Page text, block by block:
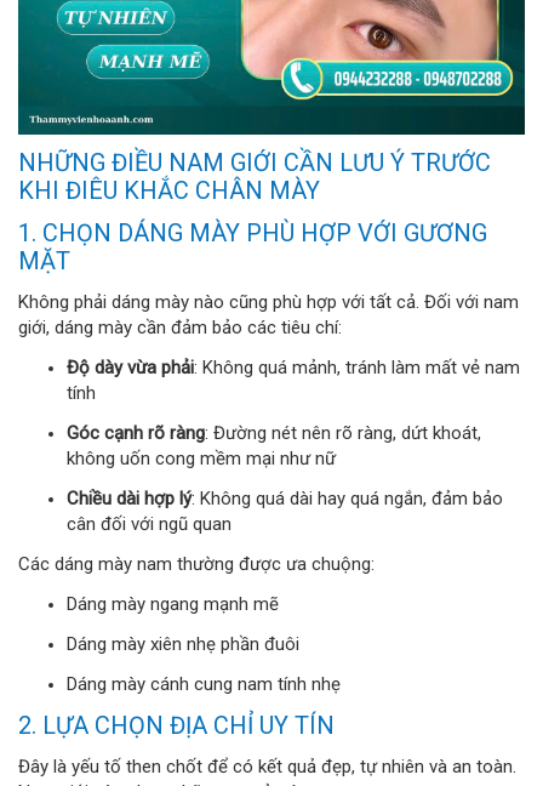
NHỮNG ĐIỀU NAM GIỚI CẦN LƯU Ý TRƯỚC
KHI ĐIÊU KHẮC CHÂN MÀY
1. CHỌN DÁNG MÀY PHÙ HỢP VỚI GƯƠNG
MẶT
Không phải dáng mày nào cũng phù hợp với tất cả. Đối với nam
giới, dáng mày cần đảm bảo các tiêu chí:
Độ dày vừa phải: Không quá mảnh, tránh làm mất vẻ nam
tính
Góc cạnh rõ ràng: Đường nét nên rõ ràng, dứt khoát,
không uốn cong mềm mại như nữ
Chiều dài hợp lý: Không quá dài hay quá ngắn, đảm bảo
cân đối với ngũ quan
Các dáng mày nam thường được ưa chuộng:
Dáng mày ngang mạnh mẽ
Dáng mày xiên nhẹ phần đuôi
Dáng mày cánh cung nam tính nhẹ
2. LỰA CHỌN ĐỊA CHỈ UY TÍN
Đây là yếu tố then chốt để có kết quả đẹp, tự nhiên và an toàn.